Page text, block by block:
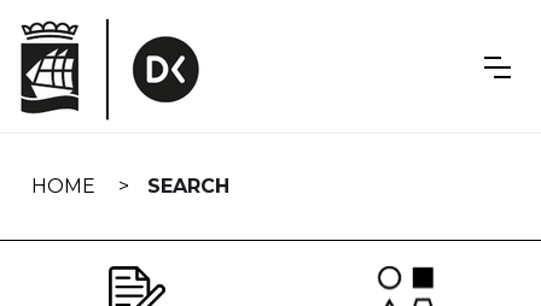
navigation
HOME SEARCH